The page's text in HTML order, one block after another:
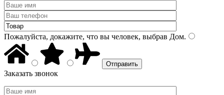
Пожалуйста, докажите, что вы человек, выбрав Дом.
Заказать звонок